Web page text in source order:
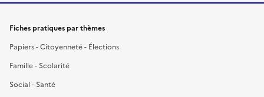
Fiches pratiques par thèmes
Papiers - Citoyenneté - Élections
Famille - Scolarité
Social - Santé